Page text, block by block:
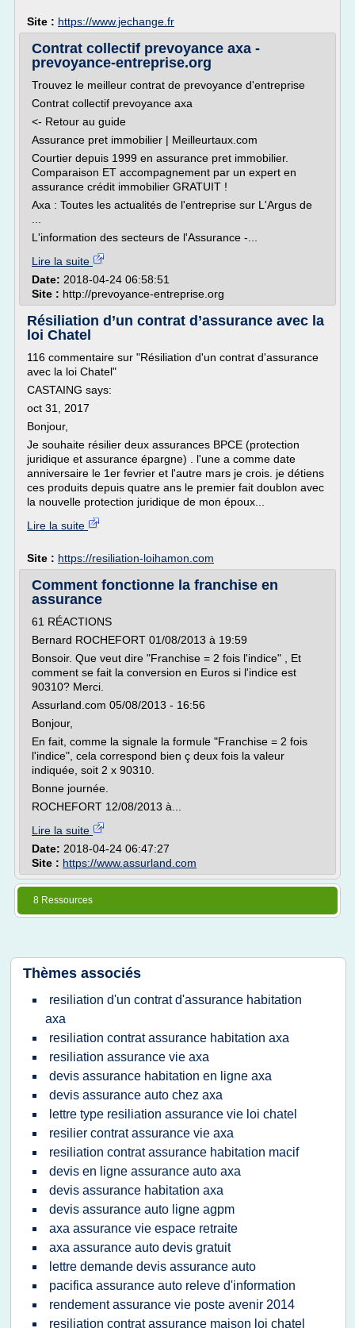
Site : https://www.jechange.fr
Contrat collectif prevoyance axa -
prevoyance-entreprise.org
Trouvez le meilleur contrat de prevoyance d'entreprise
Contrat collectif prevoyance axa
<- Retour au guide
Assurance pret immobilier | Meilleurtaux.com
Courtier depuis 1999 en assurance pret immobilier.
Comparaison ET accompagnement par un expert en
assurance crédit immobilier GRATUIT !
Axa : Toutes les actualités de l'entreprise sur L'Argus de
L'information des secteurs de l'Assurance -...
Lire la suite
Date: 2018-04-24 06:58:51
Site : http://prevoyance-entreprise.org
Résiliation d’un contrat d’assurance avec la
loi Chatel
116 commentaire sur "Résiliation d'un contrat d'assurance
avec la loi Chatel"
CASTAING says:
oct 31, 2017
Bonjour,
Je souhaite résilier deux assurances BPCE (protection
juridique et assurance épargne) . l'une a comme date
anniversaire le 1er fevrier et l'autre mars je crois. je détiens
ces produits depuis quatre ans le premier fait doublon avec
la nouvelle protection juridique de mon époux...
Lire la suite
Site : https://resiliation-loihamon.com
Comment fonctionne la franchise en
assurance
61 RÉACTIONS
Bernard ROCHEFORT 01/08/2013 à 19:59
Bonsoir. Que veut dire "Franchise = 2 fois l'indice" , Et
comment se fait la conversion en Euros si l'indice est
90310? Merci.
Assurland.com 05/08/2013 - 16:56
Bonjour,
En fait, comme la signale la formule "Franchise = 2 fois
l'indice", cela correspond bien ç deux fois la valeur
indiquée, soit 2 x 90310.
Bonne journée.
ROCHEFORT 12/08/2013 à...
Lire la suite
Date: 2018-04-24 06:47:27
Site : https://www.assurland.com
8 Ressources
Thèmes associés
resiliation d'un contrat d'assurance habitation
axa
resiliation contrat assurance habitation axa
resiliation assurance vie axa
devis assurance habitation en ligne axa
devis assurance auto chez axa
lettre type resiliation assurance vie loi chatel
resilier contrat assurance vie axa
resiliation contrat assurance habitation macif
devis en ligne assurance auto axa
devis assurance habitation axa
devis assurance auto ligne agpm
axa assurance vie espace retraite
axa assurance auto devis gratuit
lettre demande devis assurance auto
pacifica assurance auto releve d'information
rendement assurance vie poste avenir 2014
resiliation contrat assurance maison loi chatel